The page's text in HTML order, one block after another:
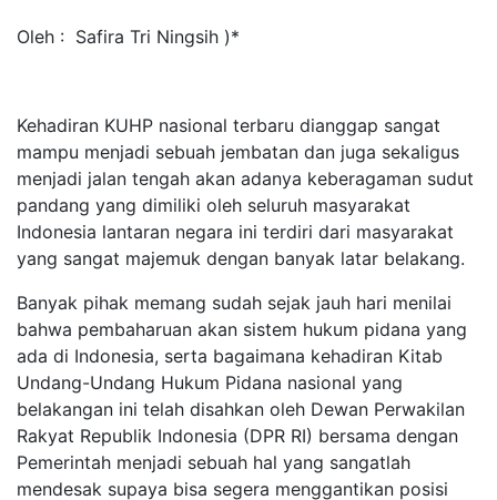
Oleh : Safira Tri Ningsih )*
Kehadiran KUHP nasional terbaru dianggap sangat
mampu menjadi sebuah jembatan dan juga sekaligus
menjadi jalan tengah akan adanya keberagaman sudut
pandang yang dimiliki oleh seluruh masyarakat
Indonesia lantaran negara ini terdiri dari masyarakat
yang sangat majemuk dengan banyak latar belakang.
Banyak pihak memang sudah sejak jauh hari menilai
bahwa pembaharuan akan sistem hukum pidana yang
ada di Indonesia, serta bagaimana kehadiran Kitab
Undang-Undang Hukum Pidana nasional yang
belakangan ini telah disahkan oleh Dewan Perwakilan
Rakyat Republik Indonesia (DPR RI) bersama dengan
Pemerintah menjadi sebuah hal yang sangatlah
mendesak supaya bisa segera menggantikan posisi